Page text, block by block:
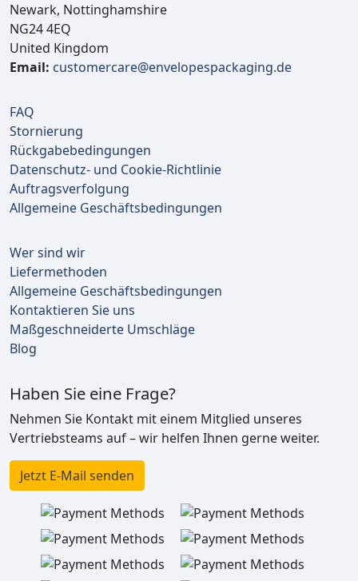
Newark, Nottinghamshire
NG24 4EQ
United Kingdom
Email: customercare@envelopespackaging.de
FAQ
Stornierung
Rückgabebedingungen
Datenschutz- und Cookie-Richtlinie
Auftragsverfolgung
Allgemeine Geschäftsbedingungen
Wer sind wir
Liefermethoden
Allgemeine Geschäftsbedingungen
Kontaktieren Sie uns
Maßgeschneiderte Umschläge
Blog
Haben Sie eine Frage?
Nehmen Sie Kontakt mit einem Mitglied unseres
Vertriebsteams auf – wir helfen Ihnen gerne weiter.
Jetzt E-Mail senden